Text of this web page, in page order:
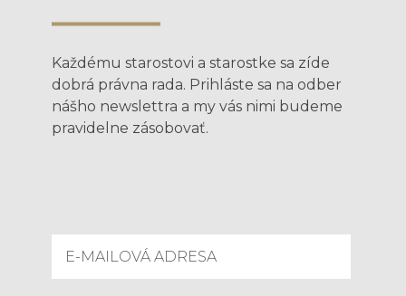
Každému starostovi a starostke sa zíde
dobrá právna rada. Prihláste sa na odber
nášho newslettra a my vás nimi budeme
pravidelne zásobovať.